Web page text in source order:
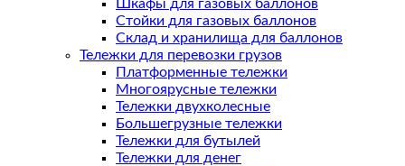
Шкафы для газовых баллонов
Стойки для газовых баллонов
Склад и хранилища для баллонов
Тележки для перевозки грузов
Платформенные тележки
Многоярусные тележки
Тележки двухколесные
Большегрузные тележки
Тележки для бутылей
Тележки для денег